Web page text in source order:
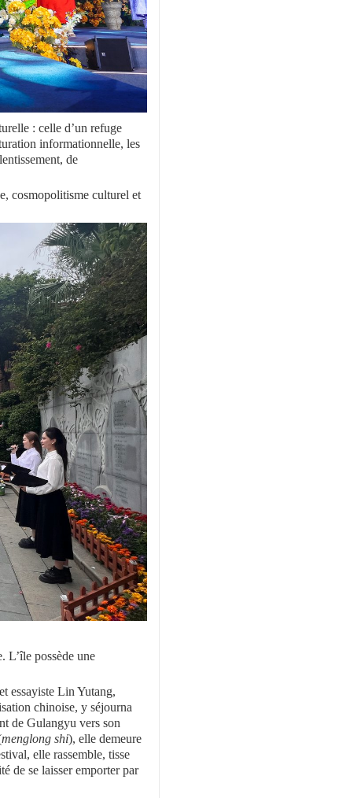
: celle d’un refuge
informationnelle, les
de
cosmopolitisme culturel et
L’île possède une
essayiste Lin Yutang,
chinoise, y séjourna
de Gulangyu vers son
menglong shi), elle demeure
elle rassemble, tisse
de se laisser emporter par